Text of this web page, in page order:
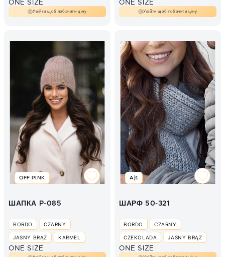
PUDER ŚMIETANA
ONE SIZE
Увійти щоб побачити ціну
PUDER КАПУЧІНО
ONE SIZE
Увійти щоб побачити ціну
OFF PINK
ШАПКА P-085
BORDO CZARNY
JASNY BRĄZ KARMEL
КАПУЧІНО
ONE SIZE
Ajs
ШАРФ 50-321
BORDO CZARNY
CZEKOLADA JASNY BRĄZ
ŚMIETANA
ONE SIZE